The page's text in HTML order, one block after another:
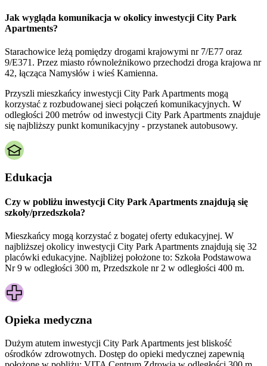
Jak wygląda komunikacja w okolicy inwestycji City Park
Apartments?
Starachowice leżą pomiędzy drogami krajowymi nr 7/E77 oraz
9/E371. Przez miasto równoleżnikowo przechodzi droga krajowa nr
42, łącząca Namysłów i wieś Kamienna.
Przyszli mieszkańcy inwestycji City Park Apartments mogą
korzystać z rozbudowanej sieci połączeń komunikacyjnych. W
odległości 200 metrów od inwestycji City Park Apartments znajduje
się najbliższy punkt komunikacyjny - przystanek autobusowy.
Edukacja
Czy w pobliżu inwestycji City Park Apartments znajdują się
szkoły/przedszkola?
Mieszkańcy mogą korzystać z bogatej oferty edukacyjnej. W
najbliższej okolicy inwestycji City Park Apartments znajdują się 32
placówki edukacyjne. Najbliżej położone to: Szkoła Podstawowa
Nr 9 w odległości 300 m, Przedszkole nr 2 w odległości 400 m.
Opieka medyczna
Dużym atutem inwestycji City Park Apartments jest bliskość
ośrodków zdrowotnych. Dostęp do opieki medycznej zapewnią